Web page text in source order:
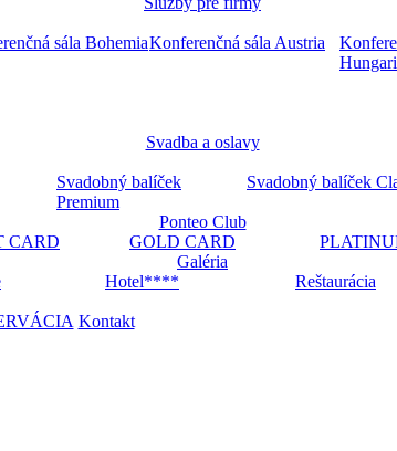
sála BohemiaKonferenčná sála Austria
Svadba a oslavy
Svadobný balíček
Premium
Svadobný balíček
Ponteo Club
CARD
GOLD CARD
Galéria
Hotel**** Reštaurácia
Kontakt